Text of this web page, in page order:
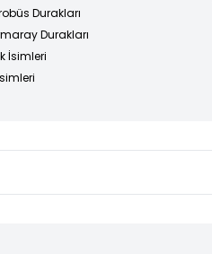
Durakları
Durakları
İsimleri